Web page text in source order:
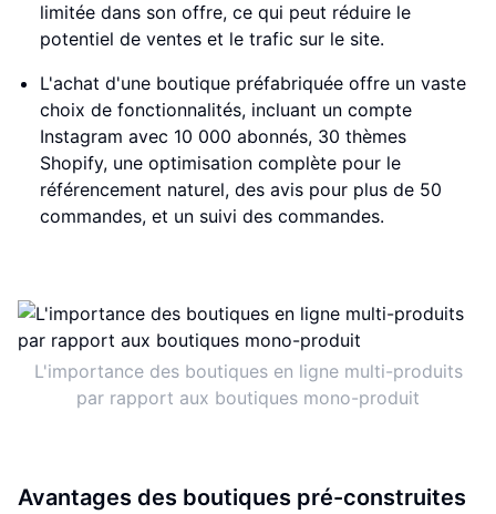
limitée dans son offre, ce qui peut réduire le
potentiel de ventes et le trafic sur le site.
L'achat d'une boutique préfabriquée offre un vaste
choix de fonctionnalités, incluant un compte
Instagram avec 10 000 abonnés, 30 thèmes
Shopify, une optimisation complète pour le
référencement naturel, des avis pour plus de 50
commandes, et un suivi des commandes.
L'importance des boutiques en ligne multi-produits
par rapport aux boutiques mono-produit
Avantages des boutiques pré-construites